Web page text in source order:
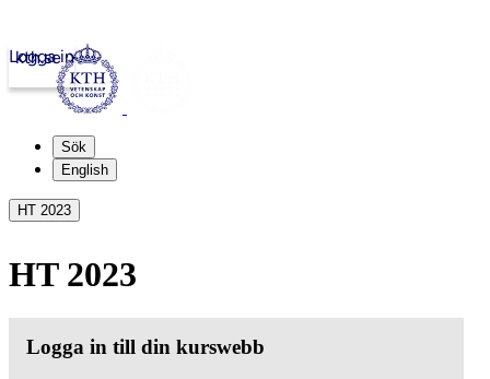
kth.se
Logga in
Sök
English
HT 2023
HT 2023
Logga in till din kurswebb